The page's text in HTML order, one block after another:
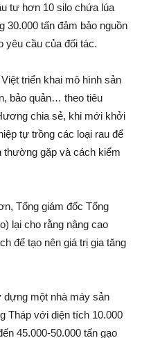
tư hơn 10 silo chứa lúa
tấn đảm bảo nguồn
yêu cầu của đối tác.
triển khai mô hình sản
bảo quản… theo tiêu
chia sẻ, khi mới khởi
tự trồng các loại rau để
thường gặp và cách kiểm
Tổng giám đốc Tổng
lại cho rằng nâng cao
để tạo nên giá trị gia tăng
dựng một nhà máy sản
Tháp với diện tích 10.000
45.000-50.000 tấn gạo